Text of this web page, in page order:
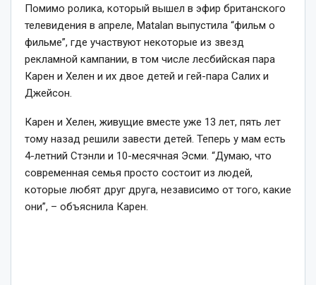
Помимо ролика, который вышел в эфир британского
телевидения в апреле, Matalan выпустила “фильм о
фильме”, где участвуют некоторые из звезд
рекламной кампании, в том числе лесбийская пара
Карен и Хелен и их двое детей и гей-пара Салих и
Джейсон.
Карен и Хелен, живущие вместе уже 13 лет, пять лет
тому назад решили завести детей. Теперь у мам есть
4-летний Стэнли и 10-месячная Эсми. “Думаю, что
современная семья просто состоит из людей,
которые любят друг друга, независимо от того, какие
они”, – объяснила Карен.